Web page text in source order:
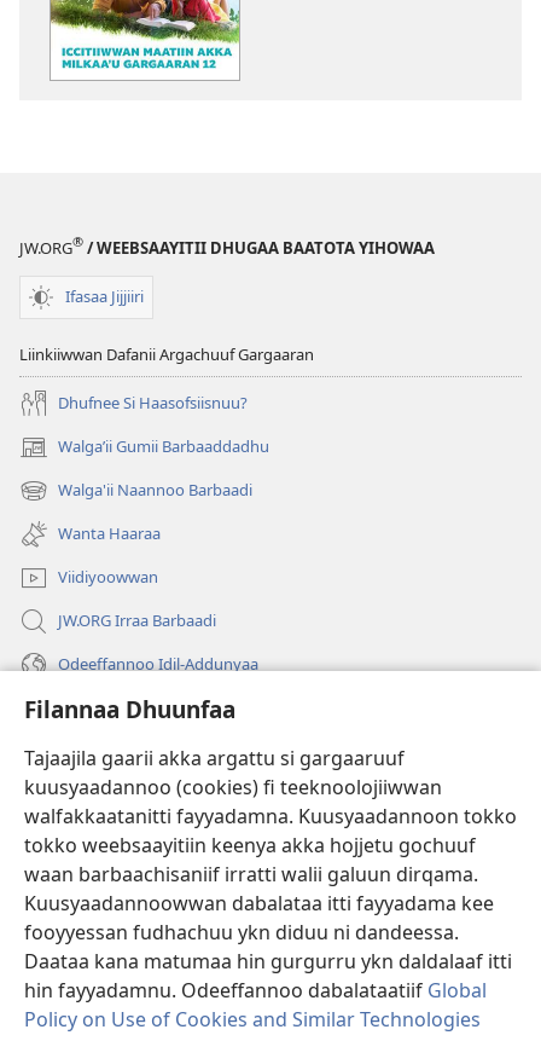
Filannaa Dhuunfaa
Tajaajila gaarii akka argattu si gargaaruuf
kuusyaadannoo (cookies) fi teeknoolojiiwwan
walfakkaatanitti fayyadamna. Kuusyaadannoon tokko
tokko weebsaayitiin keenya akka hojjetu gochuuf
waan barbaachisaniif irratti walii galuun dirqama.
Kuusyaadannoowwan dabalataa itti fayyadama kee
fooyyessan fudhachuu ykn diduu ni dandeessa.
Daataa kana matumaa hin gurgurru ykn daldalaaf itti
hin fayyadamnu. Odeeffannoo dabalataatiif Global
Policy on Use of Cookies and Similar Technologies
JW.ORG® / WEEBSAAYITII DHUGAA BAATOTA YIHOWAA
Ifasaa Jijjiiri
Liinkiiwwan Dafanii Argachuuf Gargaaran
Dhufnee Si Haasofsiisnuu?
Walgaʼii Gumii Barbaaddadhu
(opens
new
window)
Walga'ii Naannoo Barbaadi
(opens
new
window)
Wanta Haaraa
Viidiyoowwan
JW.ORG Irraa Barbaadi
Odeeffannoo Idil-Addunyaa
Gargaarsa
Buusii
(opens
new
window)"LAAYIBRARII INTARNEETIIRRAA"
(opens
new
window)
®
(opens
new
window)Appilikeeshinii JW Library